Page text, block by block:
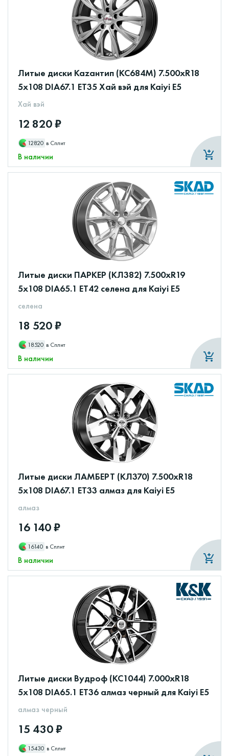
Литые диски Каzантип (КС684М) 7.500xR18
5x108 DIA67.1 ET35 Хай вэй для Kaiyi E5
Хай вэй
12 820 ₽
12820 в Сплит
В наличии
Литые диски ПАРКЕР (КЛ382) 7.500xR19
5x108 DIA65.1 ET42 селена для Kaiyi E5
селена
18 520 ₽
18520 в Сплит
В наличии
Литые диски ЛАМБЕРТ (КЛ370) 7.500xR18
5x108 DIA67.1 ET33 алмаз для Kaiyi E5
алмаз
16 140 ₽
16140 в Сплит
В наличии
Литые диски Вудроф (КС1044) 7.000xR18
5x108 DIA65.1 ET36 алмаз черный для Kaiyi E5
алмаз черный
15 430 ₽
15430 в Сплит